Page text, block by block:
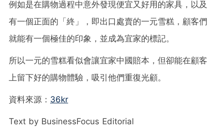
例如是在購物過程中意外發現便宜又好用的家具，以及
有一個正面的「終」，即出口處賣的一元雪糕，顧客們
就能有一個極佳的印象，並成為宜家的標記。
所以一元的雪糕看似會讓宜家中國賠本，但卻能在顧客
上留下好的購物體驗，吸引他們重復光顧。
資料來源： 36kr
Text by BusinessFocus Editorial